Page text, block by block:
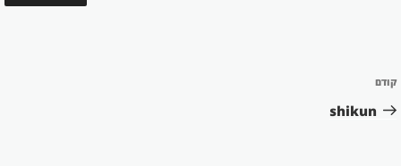
הפוסט
הקודם
קודם
shikun